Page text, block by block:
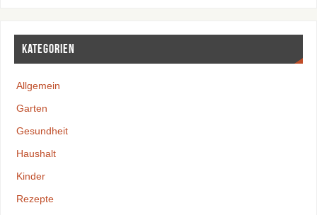
Kategorien
Allgemein
Garten
Gesundheit
Haushalt
Kinder
Rezepte